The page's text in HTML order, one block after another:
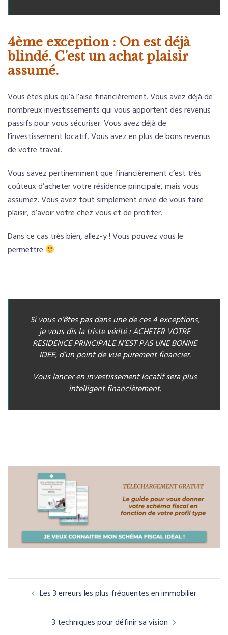
4ème exception : On est déjà
blindé. C’est un achat plaisir
assumé.
Vous êtes plus qu’à l’aise financièrement. Vous avez déjà de
nombreux investissements qui vous apportent des revenus
passifs pour vous sécuriser. Vous avez déjà de
l’investissement locatif. Vous avez en plus de bons revenus
de votre travail.
Vous savez pertinemment que financièrement c’est très
coûteux d’acheter votre résidence principale, mais vous
assumez. Vous avez tout simplement envie de vous faire
plaisir, d’avoir votre chez vous et de profiter.
Dans ce cas très bien, allez-y ! Vous pouvez vous le
permettre
Si vous n’êtes pas dans une de ces 4 exceptions,
je vous dis la triste vérité : ACHETER VOTRE
RESIDENCE PRINCIPALE N’EST PAS UNE BONNE
IDEE, d’un point de vue purement financier.
Vous lancer en investissement locatif sera plus
intelligent financièrement.
d’articleLes 3 erreurs les plus fréquentes en immobilier
3 techniques pour définir sa vision